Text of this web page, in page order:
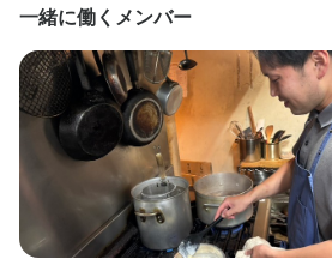
柳馬場通りの錦市場を少し上がった場所
ょっと賑やかなお店。カウンターとテー
こそ、「マニュアル通りの退屈な仕事」
一推しの黒毛和牛ローストビーフのほ
ワインや、毎月変わる黒板の季節料理
しめるのが当店の自慢。昼から一杯楽
食いされるお客様に、驚きと気軽さを毎
一緒に働くメンバー
◎夏季休暇あり
◎冬季休暇あり
月8日以上休みあり 完全週休2日制 夏季休暇あり
待遇
休日・休暇
◎月8日～9日休み （連休も取れます。）
◎夏季休暇あり
◎冬季休暇あり
月8日以上休みあり 完全週休2日制 夏季休暇あり
休日・休暇
◎月8日～9日休み （連休も取れます。）
◎夏季休暇あり
◎冬季休暇あり
完全週休2日制 夏季休暇あり